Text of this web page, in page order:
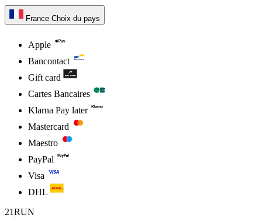
France Choix du pays
Apple
Bancontact
Gift card
Cartes Bancaires
Klarna Pay later
Mastercard
Maestro
PayPal
Visa
DHL
21RUN